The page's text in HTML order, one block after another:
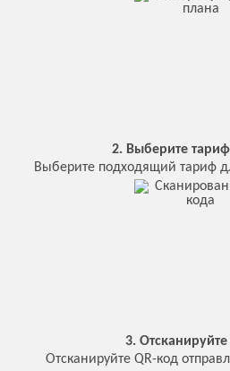
2. Выберите
Выберите подходящий тариф
3.
Отсканируйте QR-код